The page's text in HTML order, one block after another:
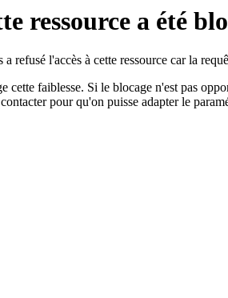
ressource a été
refusé l'accès à cette ressource car la
cette faiblesse. Si le blocage n'est pas
pour qu'on puisse adapter le